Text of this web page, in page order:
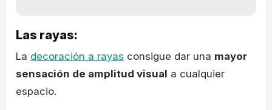
Las rayas:
La decoración a rayas consigue dar una mayor
sensación de amplitud visual a cualquier
espacio.